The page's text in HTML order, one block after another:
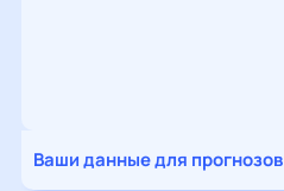
Ваши данные для прогнозов